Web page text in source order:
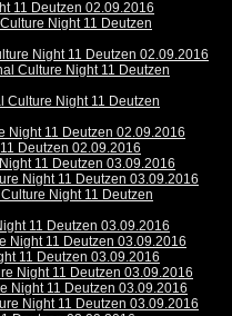
11 Deutzen 02.09.2016
Night 11 Deutzen
Night 11 Deutzen 02.09.2016
Culture Night 11 Deutzen
Culture Night 11 Deutzen
Night 11 Deutzen 02.09.2016
Deutzen 02.09.2016
11 Deutzen 03.09.2016
Night 11 Deutzen 03.09.2016
Night 11 Deutzen
11 Deutzen 03.09.2016
Night 11 Deutzen 03.09.2016
11 Deutzen 03.09.2016
Night 11 Deutzen 03.09.2016
Night 11 Deutzen 03.09.2016
Night 11 Deutzen 03.09.2016